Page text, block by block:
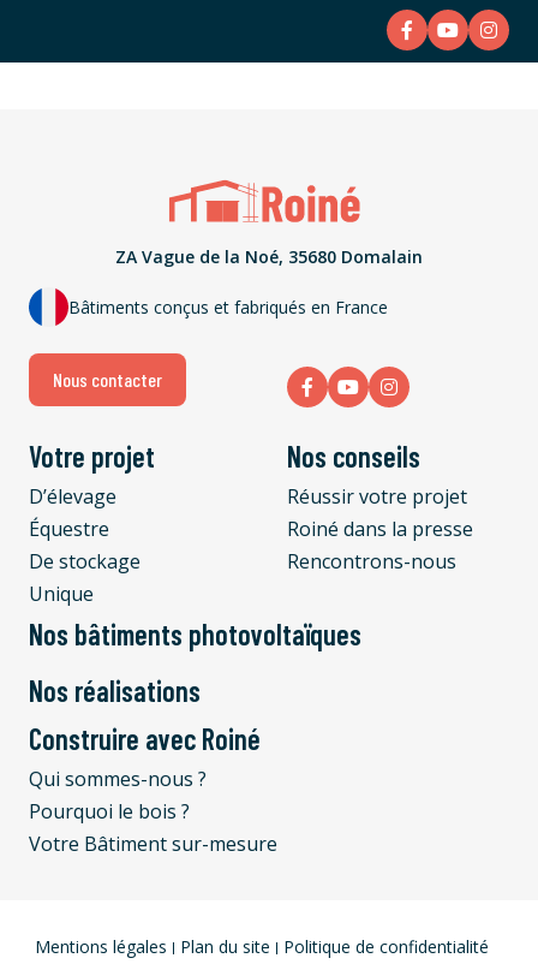
ZA Vague de la Noé, 35680 Domalain
Nous contacter
Bâtiments conçus et fabriqués en France
Votre projet
D’élevage
Équestre
De stockage
Unique
Nos bâtiments photovoltaïques
Nos réalisations
Nos conseils
Réussir votre projet
Roiné dans la presse
Rencontrons-nous
Construire avec Roiné
Qui sommes-nous ?
Pourquoi le bois ?
Votre Bâtiment sur-mesure
Mentions légales Plan du site Politique de confidentialité